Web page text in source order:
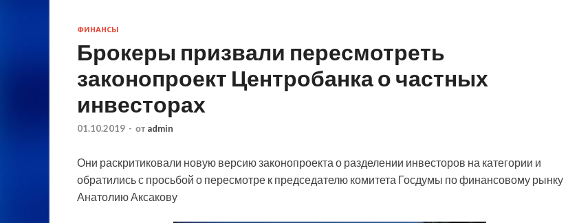
ФИНАНСЫ
Брокеры призвали пересмотреть
законопроект Центробанка о частных
инвесторах
01.10.2019 - от admin
Они раскритиковали новую версию законопроекта о разделении инвесторов на категории и
обратились с просьбой о пересмотре к председателю комитета Госдумы по финансовому рынку
Анатолию Аксакову